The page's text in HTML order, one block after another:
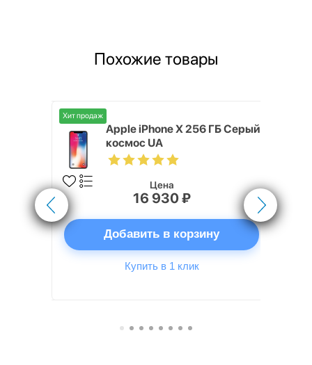
Похожие товары
Хит продаж
Apple iPhone X 256 ГБ Серый
космос UA
Цена
16 930 ₽
Добавить в корзину
Купить в 1 клик